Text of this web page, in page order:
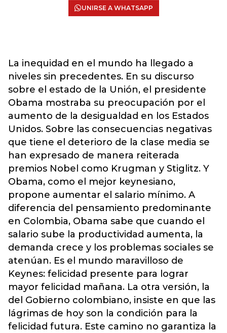
UNIRSE A WHATSAPP
La inequidad en el mundo ha llegado a
niveles sin precedentes. En su discurso
sobre el estado de la Unión, el presidente
Obama mostraba su preocupación por el
aumento de la desigualdad en los Estados
Unidos. Sobre las consecuencias negativas
que tiene el deterioro de la clase media se
han expresado de manera reiterada
premios Nobel como Krugman y Stiglitz. Y
Obama, como el mejor keynesiano,
propone aumentar el salario mínimo. A
diferencia del pensamiento predominante
en Colombia, Obama sabe que cuando el
salario sube la productividad aumenta, la
demanda crece y los problemas sociales se
atenúan. Es el mundo maravilloso de
Keynes: felicidad presente para lograr
mayor felicidad mañana. La otra versión, la
del Gobierno colombiano, insiste en que las
lágrimas de hoy son la condición para la
felicidad futura. Este camino no garantiza la